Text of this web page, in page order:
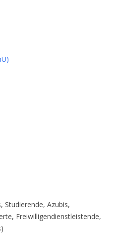
Studierende, Azubis,
Freiwilligendienstleistende,